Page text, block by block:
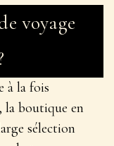
voyage
à la fois
la boutique en
sélection